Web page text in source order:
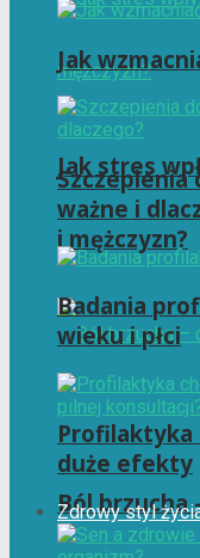
Jak stres
i mężczyzn?
Ból brzucha
Jak
Szczepienia
ważne i
Badania
wieku i płci
Profilaktyka
duże efekty
Zdrowy styl